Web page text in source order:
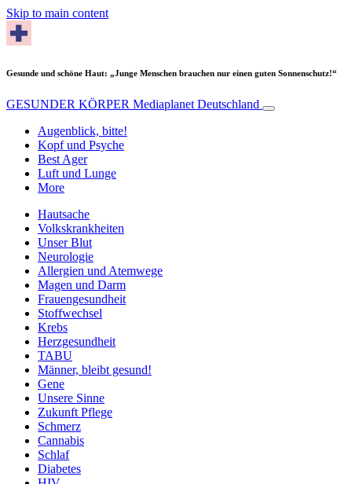
Skip to main content
Gesunde und schöne Haut: „Junge Menschen brauchen nur einen guten Sonnenschutz!“
GESUNDER KÖRPER Mediaplanet Deutschland
Augenblick, bitte!
Kopf und Psyche
Best Ager
Luft und Lunge
More
Hautsache
Volkskrankheiten
Unser Blut
Neurologie
Allergien und Atemwege
Magen und Darm
Frauengesundheit
Stoffwechsel
Krebs
Herzgesundheit
TABU
Männer, bleibt gesund!
Gene
Unsere Sinne
Zukunft Pflege
Schmerz
Cannabis
Schlaf
Diabetes